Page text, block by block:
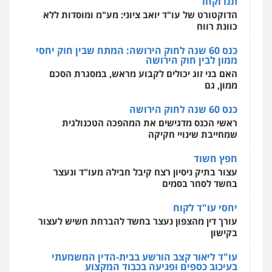
מקצועיים לעורכי דין
מרכז התחלה חדשה
אסירים עבירות מין שירותים מקצועיים
לעורכי דין
הדוקטורט של עו"ד יואב ציוני: מע"מ ומוסדות ללא
כוונת רווח
כנס 60 שנה לחוק הירושה: המתח שבין חוק יחסי
ממון לבין חוק הירושה
האם בני זוג יכולים לקבוע מראש, במסגרת הסכם
ממון, גם
כנס 60 שנה לחוק הירושה
ראשי הכנס מדגישים את המהפכה הטכנולגית
שמחייבת שינויי חקיקה
חפץ חשוד
עצור בתיק ניסיון רצח קיבל חבילה מעו"ד ונעצר
בחשד לסחר בסמים
יחסי עו"ד לקוח
עורך דין מהצפון נעצר בחשד להברחת חשיש לעצור
בקישון
עו"ד ליאור קצב הורשע בבית-הדין המשמעתי
בעיכוב כספים ופגיעה בכבוד המקצוע